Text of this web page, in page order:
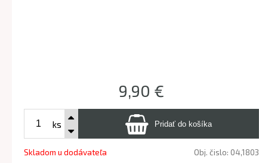
9,90 €
ks
Skladom u dodávateľa Obj. čislo: 04,1803